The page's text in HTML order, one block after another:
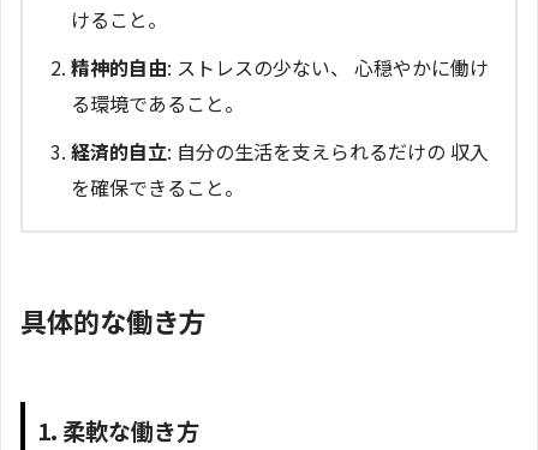
けること。
精神的自由: ストレスの少ない、 心穏やかに働け
る環境であること。
経済的自立: 自分の生活を支えられるだけの 収入
を確保できること。
具体的な働き方
1. 柔軟な働き方